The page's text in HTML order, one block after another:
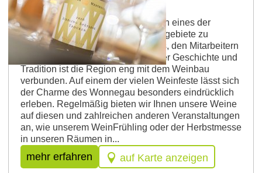
Weinkontor Westhofen
Feinste Weine aus den Weinbergen eines der
renommiertesten deutschen Anbaugebiete zu
kreieren - das ist das Motto von uns, den Mitarbeitern
des Weinkontor Westhofen. Mit ihrer Geschichte und
Tradition ist die Region eng mit dem Weinbau
verbunden. Auf einem der vielen Weinfeste lässt sich
der Charme des Wonnegau besonders eindrücklich
erleben. Regelmäßig bieten wir Ihnen unsere Weine
auf diesen und zahlreichen anderen Veranstaltungen
an, wie unserem WeinFrühling oder der Herbstmesse
in unseren Räumen in...
mehr erfahren auf Karte anzeigen